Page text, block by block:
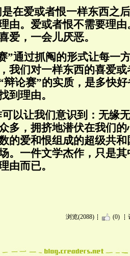
在爱或者恨一样东西之
由。爱或者恨不需要理
爱，一会儿厌恶。
”通过抓阄的形式让每一
我们对一样东西的喜爱
辩论赛”的实质，是多快
到理由。
以让我们意识到：无缘
多，拥挤地潜伏在我们
的爱和恨组成的超级共
。一件文学杰作，只是
由而已。
浏览(2088) (0)